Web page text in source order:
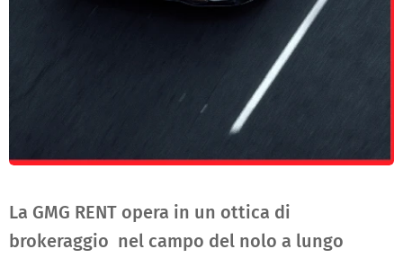
La GMG RENT opera in un ottica di
brokeraggio nel campo del nolo a lungo